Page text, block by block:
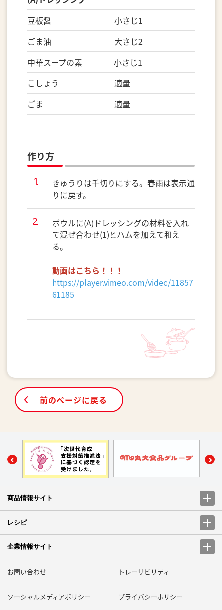
豆板醤 小さじ1
ごま油 大さじ2
中華スープの素 小さじ1
こしょう 適量
ごま 適量
作り方
きゅうりは千切りにする。春雨は表示通
りに戻す。
ボウルに(A)ドレッシングの材料を入れ
て混ぜ合わせ(1)とハムを加えて和え
る。
動画はこちら！！！
https://player.vimeo.com/video/11857
61185
前のページに戻る
商品情報サイト
レシピ
企業情報サイト
お問い合わせ トレーサビリティ
ソーシャルメディアポリシー プライバシーポリシー